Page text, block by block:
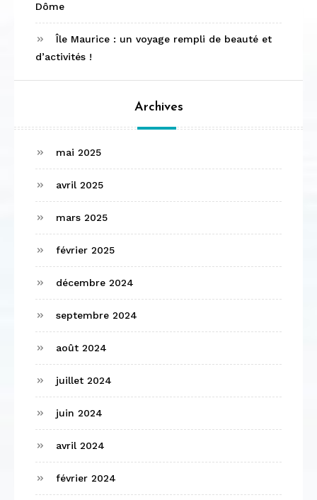
Dôme
Île Maurice : un voyage rempli de beauté et
d’activités !
Archives
mai 2025
avril 2025
mars 2025
février 2025
décembre 2024
septembre 2024
août 2024
juillet 2024
juin 2024
avril 2024
février 2024